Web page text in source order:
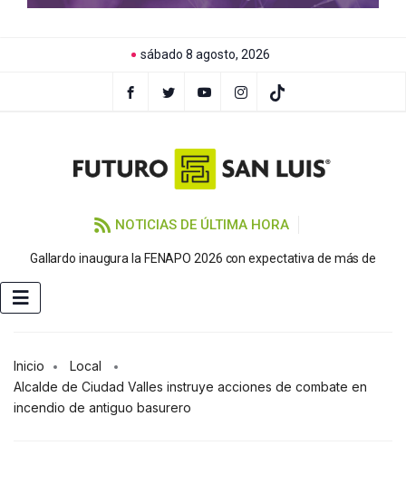
sábado 8 agosto, 2026
NOTICIAS DE ÚLTIMA HORA
Gallardo inaugura la FENAPO 2026 con expectativa de más de
Inicio
Local
Alcalde de Ciudad Valles instruye acciones de combate en
incendio de antiguo basurero